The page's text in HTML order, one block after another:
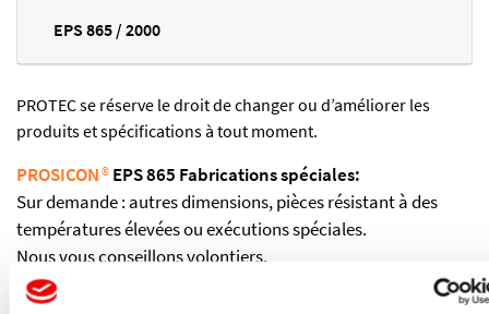
EPS 865 / 2000
PROTEC se réserve le droit de changer ou d’améliorer les
produits et spécifications à tout moment.
PROSICON®EPS 865 Fabrications spéciales:
Sur demande : autres dimensions, pièces résistant à des
températures élevées ou exécutions spéciales.
Nous vous conseillons volontiers.
Service de livraison: